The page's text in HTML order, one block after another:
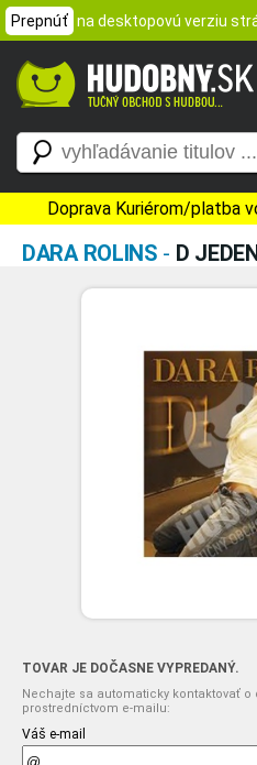
Prepnúť na desktopovú verziu
Doprava Kuriérom/platba
DARA ROLINS - D
TOVAR JE DOČASNE VYPREDANÝ.
Nechajte sa automaticky kontaktovať o
prostredníctvom e-mailu:
Váš e-mail